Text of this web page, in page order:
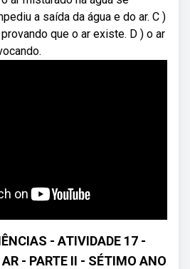
a saída da água e do ar. C )
que o ar existe. D ) o ar
- ATIVIDADE 17 -
- PARTE II - SÉTIMO ANO